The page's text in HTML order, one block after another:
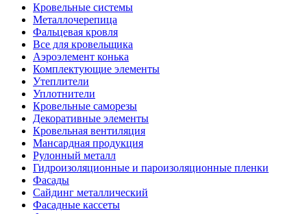
Кровельные системы
Металлочерепица
Фальцевая кровля
Все для кровельщика
Аэроэлемент конька
Комплектующие элементы
Утеплители
Уплотнители
Кровельные саморезы
Декоративные элементы
Кровельная вентиляция
Мансардная продукция
Рулонный металл
Гидроизоляционные и пароизоляционные пленки
Фасады
Сайдинг металлический
Фасадные кассеты